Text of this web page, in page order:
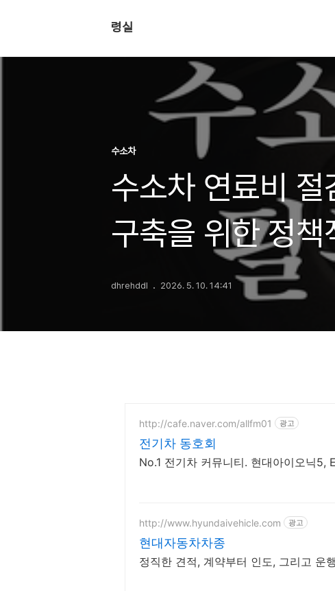
령실
수소차
수소차 연료비
구축을 위한 정책
dhrehddl 2026. 5. 10. 14:41
http://cafe.naver.com/allfm01 광고
전기차 동호회
No.1 전기차 커뮤니티. 현대아이오닉5,
http://www.hyundaivehicle.com 광고
현대자동차차종
정직한 견적, 계약부터 인도, 그리고 운